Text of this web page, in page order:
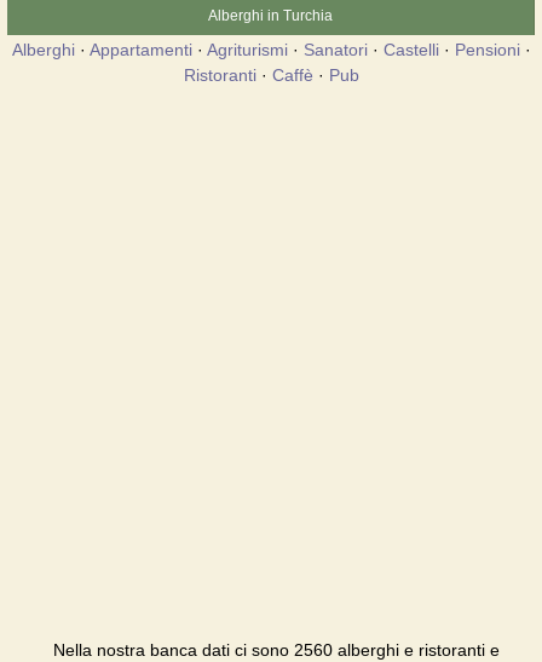
Alberghi in Turchia
Alberghi· Appartamenti· Agriturismi· Sanatori· Castelli· Pensioni·
Ristoranti· Caffè · Pub
Nella nostra banca dati ci sono 2560 alberghi e ristoranti e